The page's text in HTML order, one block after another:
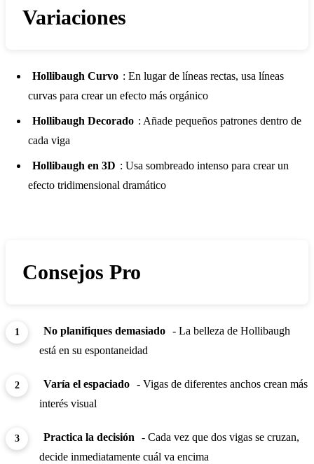
Variaciones
Hollibaugh Curvo : En lugar de líneas rectas, usa líneas
curvas para crear un efecto más orgánico
Hollibaugh Decorado : Añade pequeños patrones dentro de
cada viga
Hollibaugh en 3D : Usa sombreado intenso para crear un
efecto tridimensional dramático
Consejos Pro
No planifiques demasiado - La belleza de Hollibaugh
está en su espontaneidad
Varía el espaciado - Vigas de diferentes anchos crean más
interés visual
Practica la decisión
- Cada vez que dos vigas se cruzan,
decide inmediatamente cuál va encima